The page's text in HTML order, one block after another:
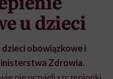
u dzieci
obowiązkowe i
Zdrowia.